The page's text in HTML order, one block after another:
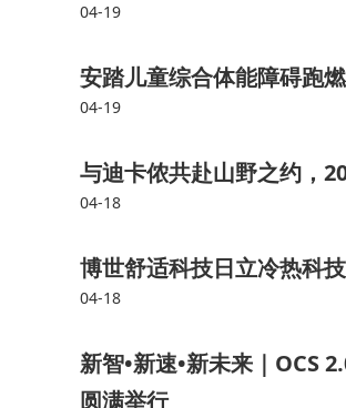
04-19
安踏儿童综合体能障碍跑
04-19
与迪卡侬共赴山野之约，
04-18
博世舒适科技日立冷热科
04-18
新智•新速•新未来｜OCS
圆满举行